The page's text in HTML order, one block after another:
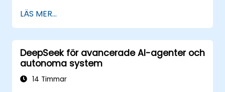
i AI-applikationer.
Implementera etiska AI-praktiker i
affärslösningar.
LÄS MER...
DeepSeek för avancerade AI-agenter och
autonoma system
14 Timmar